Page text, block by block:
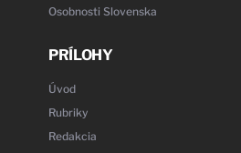
Osobnosti Slovenska
PRÍLOHY
Úvod
Rubriky
Redakcia